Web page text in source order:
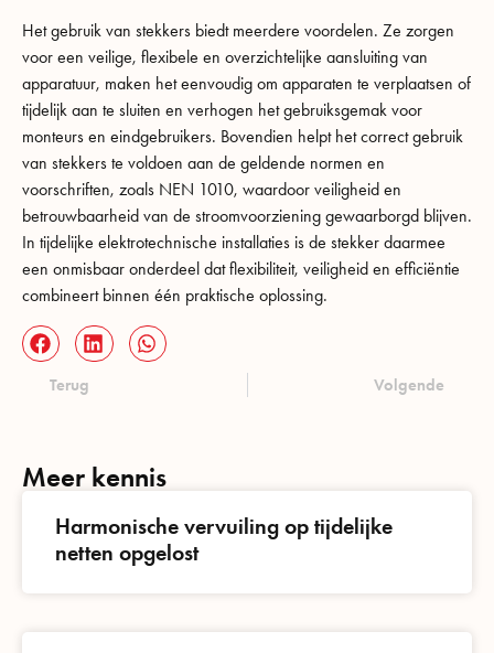
Het gebruik van stekkers biedt meerdere voordelen. Ze zorgen
voor een veilige, flexibele en overzichtelijke aansluiting van
apparatuur, maken het eenvoudig om apparaten te verplaatsen of
tijdelijk aan te sluiten en verhogen het gebruiksgemak voor
monteurs en eindgebruikers. Bovendien helpt het correct gebruik
van stekkers te voldoen aan de geldende normen en
voorschriften, zoals NEN 1010, waardoor veiligheid en
betrouwbaarheid van de stroomvoorziening gewaarborgd blijven.
In tijdelijke elektrotechnische installaties is de stekker daarmee
een onmisbaar onderdeel dat flexibiliteit, veiligheid en efficiëntie
combineert binnen één praktische oplossing.
Terug Volgende
Meer kennis
Harmonische vervuiling op tijdelijke
netten opgelost